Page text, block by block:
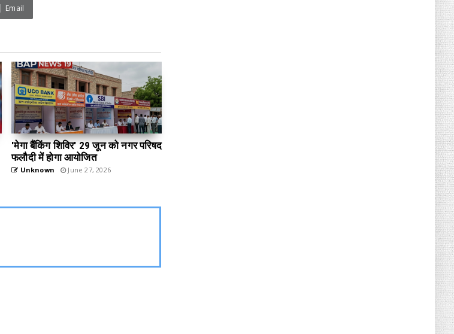
Email
'मेगा बैंकिंग शिविर' 29 जून को नगर परिषद
फलौदी में होगा आयोजित
Unknown June 27, 2026